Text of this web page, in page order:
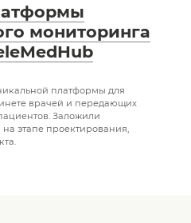
мониторинга
платформы для
врачей и передающих
Заложили
этапе проектирования,